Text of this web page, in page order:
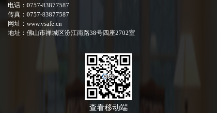
电话：0757-83877587
传真：0757-83877587
网址：www.vsafe.cn
地址：佛山市禅城区汾江南路38号四座2702室
查看移动端